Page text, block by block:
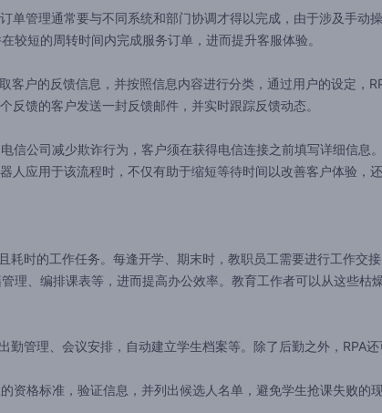
管理通常要与不同系统和部门协调才得以完成，由于涉及手动
较短的周转时间内完成服务订单，进而提升客服体验。
户的反馈信息，并按照信息内容进行分类，通过用户的设定，
反馈的客户发送一封反馈邮件，并实时跟踪反馈动态。
公司减少欺诈行为，客户须在获得电信连接之前填写详细信息
人应用于该流程时，不仅有助于缩短等待时间以改善客户体验，
时的工作任务。每逢开学、期末时，教职员工需要进行工作交接
理、编排课表等，进而提高办公效率。教育工作者可以从这些
管理、会议安排，自动建立学生档案等。除了后勤之外，RPA还
格标准，验证信息，并列出候选人名单，避免学生抢课失败的现